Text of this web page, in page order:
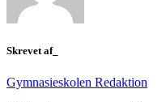
Skrevet af_
Gymnasieskolen Redaktion